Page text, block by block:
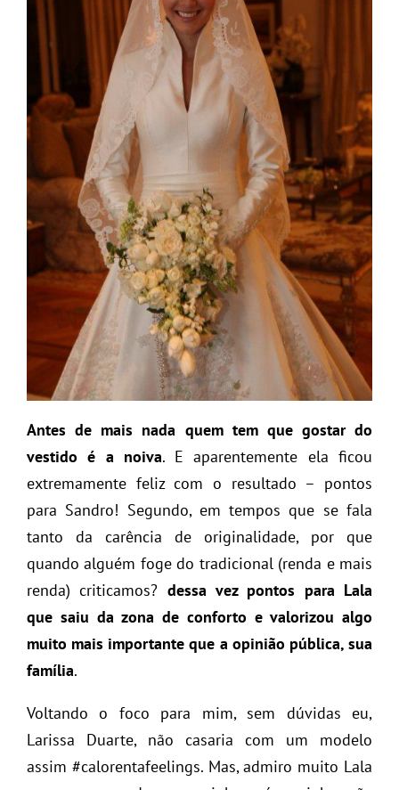
Antes de mais nada quem tem que gostar do
vestido é a noiva. E aparentemente ela ficou
extremamente feliz com o resultado – pontos
para Sandro! Segundo, em tempos que se fala
tanto da carência de originalidade, por que
quando alguém foge do tradicional (renda e mais
renda) criticamos? dessa vez pontos para Lala
que saiu da zona de conforto e valorizou algo
muito mais importante que a opinião pública, sua
família.
Voltando o foco para mim, sem dúvidas eu,
Larissa Duarte, não casaria com um modelo
assim #calorentafeelings. Mas, admiro muito Lala